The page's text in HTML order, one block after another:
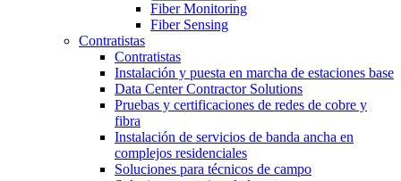
Fiber Monitoring
Fiber Sensing
Contratistas
Contratistas
Instalación y puesta en marcha de estaciones base
Data Center Contractor Solutions
Pruebas y certificaciones de redes de cobre y
fibra
Instalación de servicios de banda ancha en
complejos residenciales
Soluciones para técnicos de campo